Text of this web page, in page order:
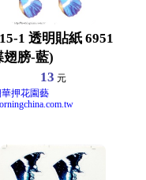
1 透明貼紙 6951
翅膀-藍)
13 元
押花園藝